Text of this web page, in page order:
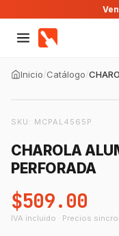
Inicio/Catálogo/
SKU: MCPAL4565P
CHAROLA
PERFORADA
$509.00
IVA incluido · Precios